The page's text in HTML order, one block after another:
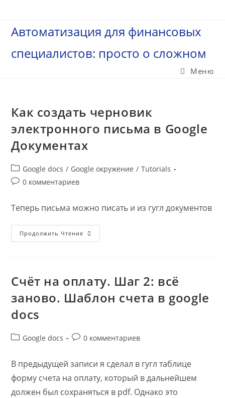
содержимому
Автоматизация для финансовых
специалистов: просто о сложном
Меню
Как создать черновик
электронного письма в Google
Документах
Рубрика
записи:
Google docs / Google окружение / Tutorials
Комментарии
записи:
0 комментариев
Теперь письма можно писать и из гугл документов
Продолжить Чтение Как
Создать
Документах
Счёт на оплату. Шаг 2: всё
заново. Шаблон счета в google
docs
Рубрика
Google docs
Комментарии
0 комментариев
В предыдущей записи я сделал в гугл таблице
форму счета на оплату, который в дальнейшем
должен был сохраняться в pdf. Однако это